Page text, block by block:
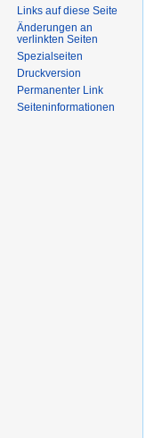
Links auf diese Seite
Änderungen an
verlinkten Seiten
Spezialseiten
Druckversion
Permanenter Link
Seiten­­informationen